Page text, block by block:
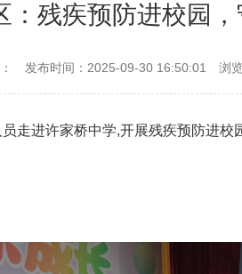
：残疾预防进校园
发布时间：2025-09-30 16:50:01 浏
走进许家桥中学,开展残疾预防进